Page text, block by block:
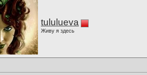
tululueva
Живу я здесь